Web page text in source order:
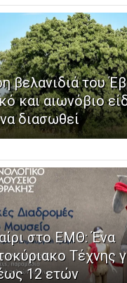
βελανιδιά του
και αιωνόβιο
διασωθεί
στο ΕΜΘ: Ένα
Τέχνης
12 ετών